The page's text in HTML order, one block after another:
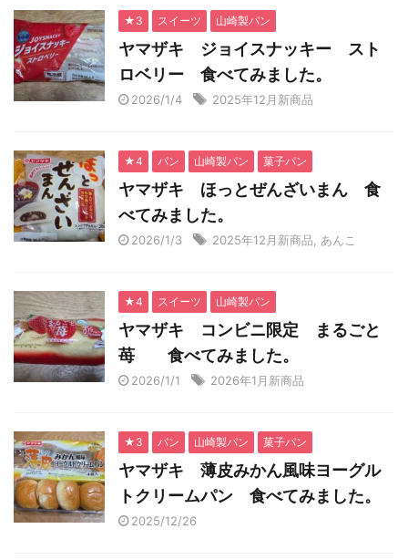
★3 スイーツ 山崎製パン
ヤマザキ ジョイスナッキー スト
ロベリー 食べてみました。
2026/1/4 2025年12月新商品
★4 パン 山崎製パン 菓子パン
ヤマザキ ほっとぜんざいまん 食
べてみました。
2026/1/3 2025年12月新商品 あんこ
★4 スイーツ 山崎製パン
ヤマザキ コンビニ限定 まるごと
苺 食べてみました。
2026/1/1 2026年1月新商品
★3 パン 山崎製パン 菓子パン
ヤマザキ 薄皮みかん風味ヨーグル
トクリームパン 食べてみました。
2025/12/26